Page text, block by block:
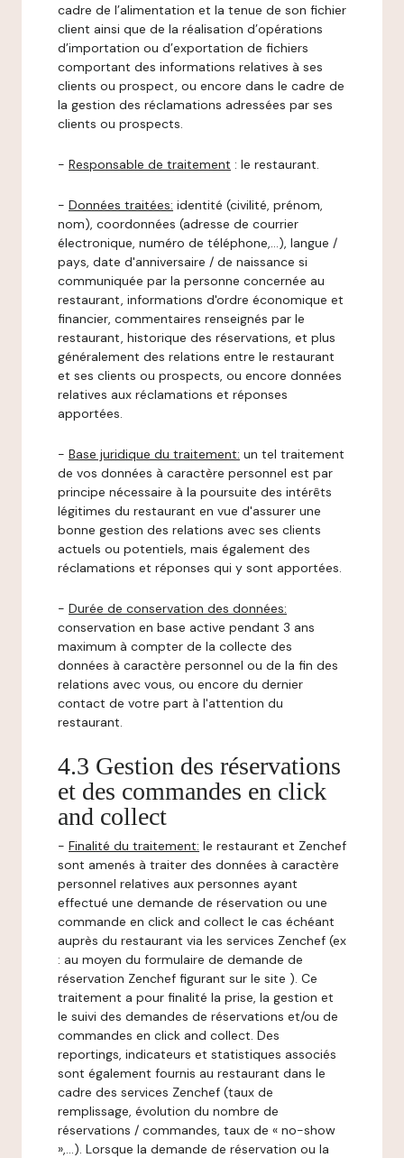
cadre de l’alimentation et la tenue de son fichier
client ainsi que de la réalisation d’opérations
d’importation ou d’exportation de fichiers
comportant des informations relatives à ses
clients ou prospect, ou encore dans le cadre de
la gestion des réclamations adressées par ses
clients ou prospects.
- Responsable de traitement : le restaurant.
- Données traitées: identité (civilité, prénom,
nom), coordonnées (adresse de courrier
électronique, numéro de téléphone,…), langue /
pays, date d'anniversaire / de naissance si
communiquée par la personne concernée au
restaurant, informations d'ordre économique et
financier, commentaires renseignés par le
restaurant, historique des réservations, et plus
généralement des relations entre le restaurant
et ses clients ou prospects, ou encore données
relatives aux réclamations et réponses
apportées.
- Base juridique du traitement: un tel traitement
de vos données à caractère personnel est par
principe nécessaire à la poursuite des intérêts
légitimes du restaurant en vue d'assurer une
bonne gestion des relations avec ses clients
actuels ou potentiels, mais également des
réclamations et réponses qui y sont apportées.
- Durée de conservation des données:
conservation en base active pendant 3 ans
maximum à compter de la collecte des
données à caractère personnel ou de la fin des
relations avec vous, ou encore du dernier
contact de votre part à l'attention du
restaurant.
4.3 Gestion des réservations
et des commandes en click
and collect
- Finalité du traitement: le restaurant et Zenchef
sont amenés à traiter des données à caractère
personnel relatives aux personnes ayant
effectué une demande de réservation ou une
commande en click and collect le cas échéant
auprès du restaurant via les services Zenchef (ex
: au moyen du formulaire de demande de
réservation Zenchef figurant sur le site ). Ce
traitement a pour finalité la prise, la gestion et
le suivi des demandes de réservations et/ou de
commandes en click and collect. Des
reportings, indicateurs et statistiques associés
sont également fournis au restaurant dans le
cadre des services Zenchef (taux de
remplissage, évolution du nombre de
réservations / commandes, taux de « no-show
»,…). Lorsque la demande de réservation ou la